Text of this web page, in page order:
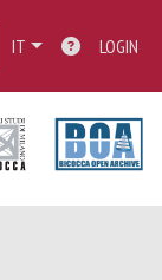
IT LOGIN